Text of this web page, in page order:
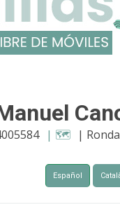
| 🗺️ |
Español